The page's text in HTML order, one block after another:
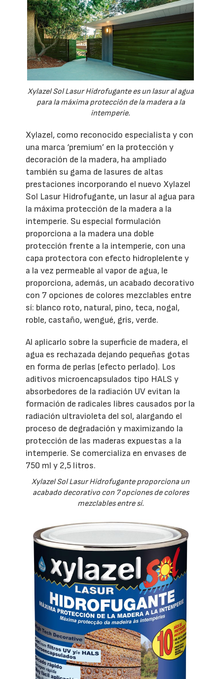
Xylazel Sol Lasur Hidrofugante es un lasur al agua
para la máxima protección de la madera a la
intemperie.
Xylazel, como reconocido especialista y con
una marca ‘premium’ en la protección y
decoración de la madera, ha ampliado
también su gama de lasures de altas
prestaciones incorporando el nuevo Xylazel
Sol Lasur Hidrofugante, un lasur al agua para
la máxima protección de la madera a la
intemperie. Su especial formulación
proporciona a la madera una doble
protección frente a la intemperie, con una
capa protectora con efecto hidroplelente y
a la vez permeable al vapor de agua, le
proporciona, además, un acabado decorativo
con 7 opciones de colores mezclables entre
sí: blanco roto, natural, pino, teca, nogal,
roble, castaño, wengué, gris, verde.
Al aplicarlo sobre la superficie de madera, el
agua es rechazada dejando pequeñas gotas
en forma de perlas (efecto perlado). Los
aditivos microencapsulados tipo HALS y
absorbedores de la radiación UV evitan la
formación de radicales libres causados por la
radiación ultravioleta del sol, alargando el
proceso de degradación y maximizando la
protección de las maderas expuestas a la
intemperie. Se comercializa en envases de
750 ml y 2,5 litros.
Xylazel Sol Lasur Hidrofugante proporciona un
acabado decorativo con 7 opciones de colores
mezclables entre sí.